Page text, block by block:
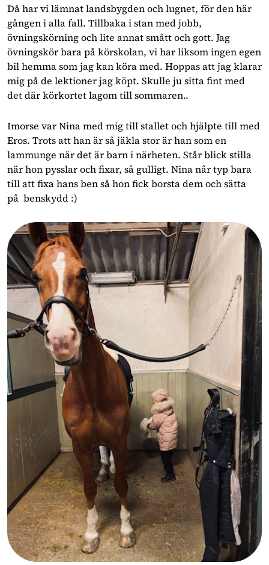
of
minute,
18
seconds
Då har vi lämnat landsbygden och lugnet, för den här
gången i alla fall. Tillbaka i stan med jobb,
övningskörning och lite annat smått och gott. Jag
övningskör bara på körskolan, vi har liksom ingen egen
bil hemma som jag kan köra med. Hoppas att jag klarar
mig på de lektioner jag köpt. Skulle ju sitta fint med
det där körkortet lagom till sommaren..
Imorse var Nina med mig till stallet och hjälpte till med
Eros. Trots att han är så jäkla stor är han som en
lammunge när det är barn i närheten. Står blick stilla
när hon pysslar och fixar, så gulligt. Nina når typ bara
till att fixa hans ben så hon fick borsta dem och sätta
på benskydd :)